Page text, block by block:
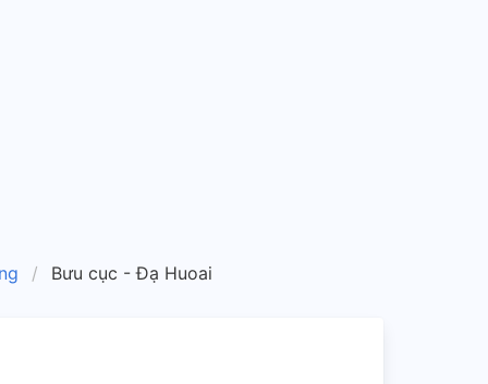
Bưu cục - Đạ Huoai